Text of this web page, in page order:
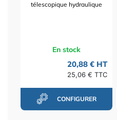
télescopique hydraulique
En stock
20,88 € HT
25,06 € TTC
CONFIGURER